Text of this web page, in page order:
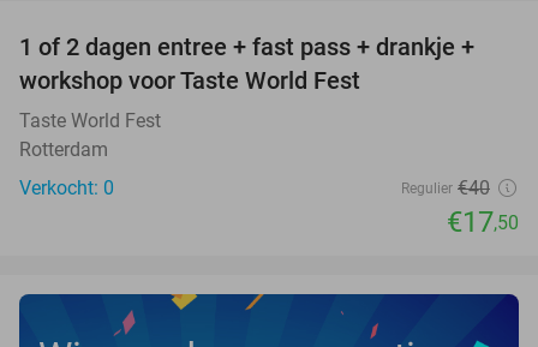
56%
TODAY
1 of 2 dagen entree + fast pass + drankje +
workshop voor Taste World Fest
Taste World Fest
Rotterdam
Verkocht: 0
Regulier €40
€17,50